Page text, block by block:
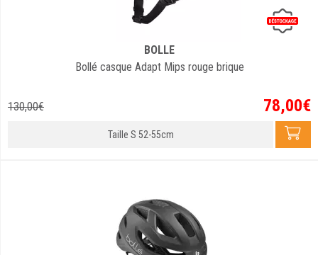
BOLLE
Bollé casque Adapt Mips rouge brique
130,00€ 78,00€
Taille S 52-55cm